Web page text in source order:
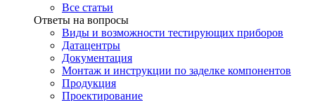
Все статьи
Ответы на вопросы
Виды и возможности тестирующих приборов
Датацентры
Документация
Монтаж и инструкции по заделке компонентов
Продукция
Проектирование